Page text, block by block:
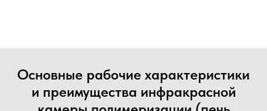
Основные рабочие характеристики
и преимущества инфракрасной